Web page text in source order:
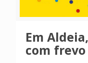
Em
com